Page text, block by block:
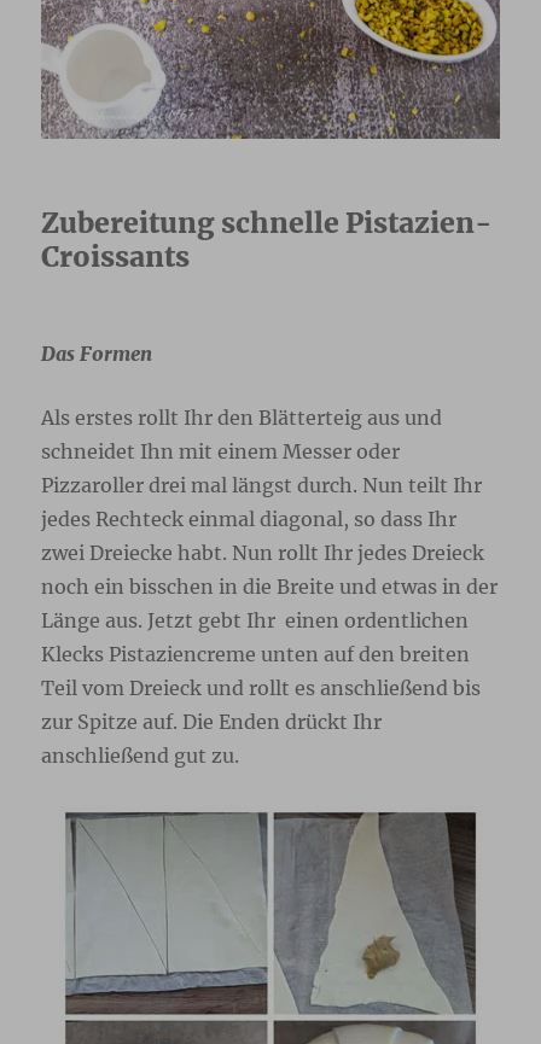
Zubereitung schnelle Pistazien-
Croissants
Das Formen
Als erstes rollt Ihr den Blätterteig aus und
schneidet Ihn mit einem Messer oder
Pizzaroller drei mal längst durch. Nun teilt Ihr
jedes Rechteck einmal diagonal, so dass Ihr
zwei Dreiecke habt. Nun rollt Ihr jedes Dreieck
noch ein bisschen in die Breite und etwas in der
Länge aus. Jetzt gebt Ihr einen ordentlichen
Klecks Pistaziencreme unten auf den breiten
Teil vom Dreieck und rollt es anschließend bis
zur Spitze auf. Die Enden drückt Ihr
anschließend gut zu.